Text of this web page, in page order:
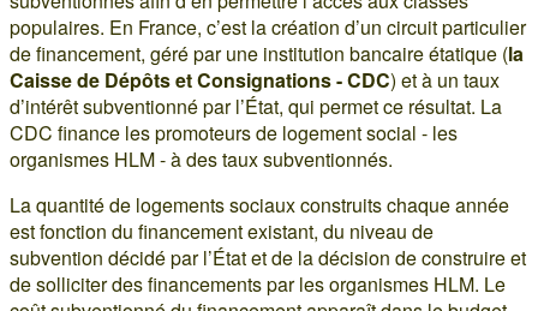
populaires. En France, c’est la création d’un circuit particulier
de financement, géré par une institution bancaire étatique (la
Caisse de Dépôts et Consignations - CDC) et à un taux
d’intérêt subventionné par l’État, qui permet ce résultat. La
CDC finance les promoteurs de logement social - les
organismes HLM - à des taux subventionnés.
La quantité de logements sociaux construits chaque année
est fonction du financement existant, du niveau de
subvention décidé par l’État et de la décision de construire et
de solliciter des financements par les organismes HLM. Le